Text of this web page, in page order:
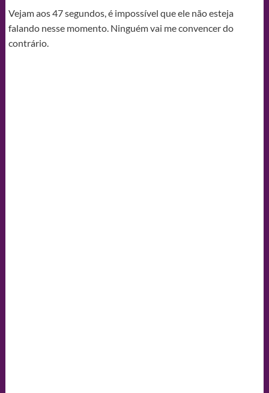
Vejam aos 47 segundos, é impossível que ele não esteja
falando nesse momento. Ninguém vai me convencer do
contrário.